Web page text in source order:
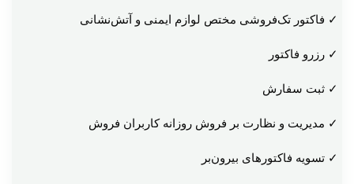
✓ فاکتور تک‌فروشی مختص لوازم ایمنی و آتش‌نشانی
✓ رزرو فاکتور
✓ ثبت سفارش
✓ مدیریت و نظارت بر فروش روزانه کاربران فروش
✓ تسویه فاکتورهای بیرون‌بر